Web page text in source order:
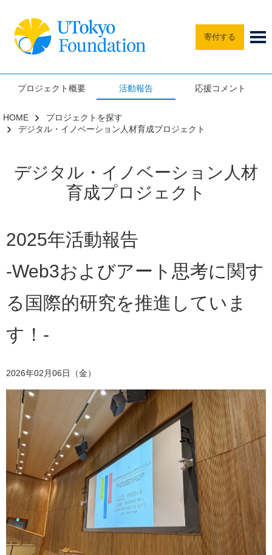
寄付する
HOME
プロジェクトを探す
デジタル・イノベーション人材育成プロジェクト
デジタル・イノベーション人材
育成プロジェクト
プロジェクト概要 活動報告 応援コメント
2025年活動報告
-Web3およびアート思考に関す
る国際的研究を推進していま
す！-
2026年02月06日（金）